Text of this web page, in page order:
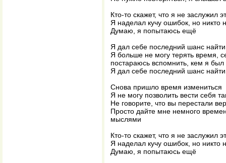
Кто-то скажет, что я не заслужил
Я наделал кучу ошибок, но никто
Думаю, я попытаюсь ещё
Я дал себе последний шанс
Я больше не могу терять время,
постараюсь вспомнить, кем я
Я дал себе последний шанс
Снова пришло время измениться
Я не могу позволить вести себя
Не говорите, что вы перестали
Просто дайте мне немного
мыслями
Кто-то скажет, что я не заслужил
Я наделал кучу ошибок, но никто
Думаю, я попытаюсь ещё